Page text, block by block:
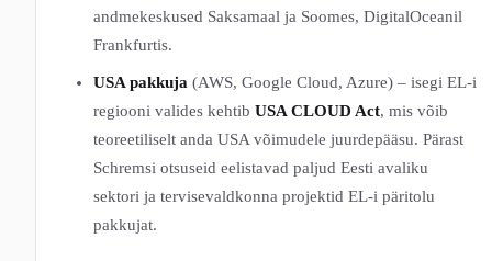
andmekeskused Saksamaal ja Soomes, DigitalOceanil
Frankfurtis.
USA pakkuja (AWS, Google Cloud, Azure) – isegi EL-i
regiooni valides kehtib USA CLOUD Act, mis võib
teoreetiliselt anda USA võimudele juurdepääsu. Pärast
Schremsi otsuseid eelistavad paljud Eesti avaliku
sektori ja tervisevaldkonna projektid EL-i päritolu
pakkujat.